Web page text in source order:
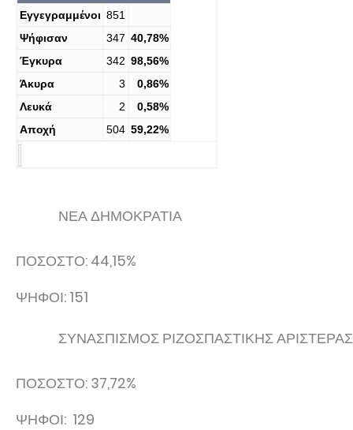
Εγγεγραμμένοι 851
Ψήφισαν
347 40,78%
Έγκυρα
342 98,56%
Άκυρα
3
0,86%
Λευκά
2
0,58%
Αποχή
504 59,22%
ΝΕΑ ΔΗΜΟΚΡΑΤΙΑ
ΠΟΣΟΣΤΟ: 44,15%
ΨΗΦΟΙ: 151
ΣΥΝΑΣΠΙΣΜΟΣ ΡΙΖΟΣΠΑΣΤΙΚΗΣ
ΠΟΣΟΣΤΟ: 37,72%
ΨΗΦΟΙ: 129